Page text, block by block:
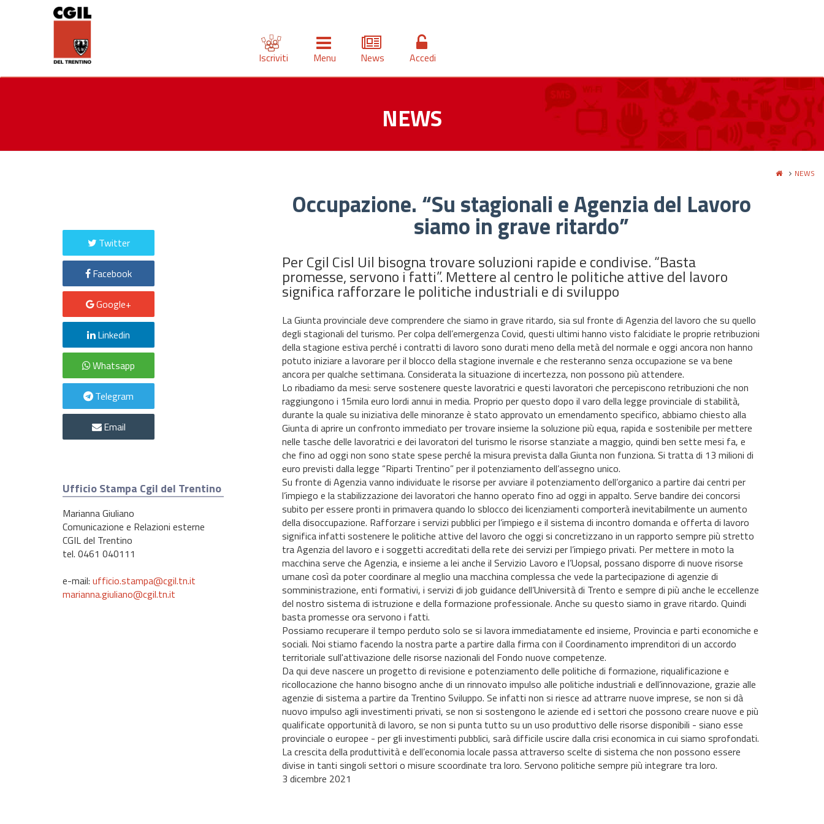
Iscriviti Menu News Accedi
NEWS
NEWS
Occupazione. “Su stagionali e Agenzia del Lavoro
siamo in grave ritardo”
Per Cgil Cisl Uil bisogna trovare soluzioni rapide e condivise. “Basta
promesse, servono i fatti”. Mettere al centro le politiche attive del lavoro
significa rafforzare le politiche industriali e di sviluppo
La Giunta provinciale deve comprendere che siamo in grave ritardo, sia sul fronte di Agenzia del lavoro che su quello
degli stagionali del turismo. Per colpa dell’emergenza Covid, questi ultimi hanno visto falcidiate le proprie retribuzioni
della stagione estiva perché i contratti di lavoro sono durati meno della metà del normale e oggi ancora non hanno
potuto iniziare a lavorare per il blocco della stagione invernale e che resteranno senza occupazione se va bene
ancora per qualche settimana. Considerata la situazione di incertezza, non possono più attendere.
Lo ribadiamo da mesi: serve sostenere queste lavoratrici e questi lavoratori che percepiscono retribuzioni che non
raggiungono i 15mila euro lordi annui in media. Proprio per questo dopo il varo della legge provinciale di stabilità,
durante la quale su iniziativa delle minoranze è stato approvato un emendamento specifico, abbiamo chiesto alla
Giunta di aprire un confronto immediato per trovare insieme la soluzione più equa, rapida e sostenibile per mettere
nelle tasche delle lavoratrici e dei lavoratori del turismo le risorse stanziate a maggio, quindi ben sette mesi fa, e
che fino ad oggi non sono state spese perché la misura prevista dalla Giunta non funziona. Si tratta di 13 milioni di
euro previsti dalla legge “Riparti Trentino” per il potenziamento dell’assegno unico.
Su fronte di Agenzia vanno individuate le risorse per avviare il potenziamento dell’organico a partire dai centri per
l’impiego e la stabilizzazione dei lavoratori che hanno operato fino ad oggi in appalto. Serve bandire dei concorsi
subito per essere pronti in primavera quando lo sblocco dei licenziamenti comporterà inevitabilmente un aumento
della disoccupazione. Rafforzare i servizi pubblici per l’impiego e il sistema di incontro domanda e offerta di lavoro
significa infatti sostenere le politiche attive del lavoro che oggi si concretizzano in un rapporto sempre più stretto
tra Agenzia del lavoro e i soggetti accreditati della rete dei servizi per l’impiego privati. Per mettere in moto la
macchina serve che Agenzia, e insieme a lei anche il Servizio Lavoro e l’Uopsal, possano disporre di nuove risorse
umane così da poter coordinare al meglio una macchina complessa che vede la partecipazione di agenzie di
somministrazione, enti formativi, i servizi di job guidance dell’Università di Trento e sempre di più anche le eccellenze
del nostro sistema di istruzione e della formazione professionale. Anche su questo siamo in grave ritardo. Quindi
basta promesse ora servono i fatti.
Possiamo recuperare il tempo perduto solo se si lavora immediatamente ed insieme, Provincia e parti economiche e
sociali. Noi stiamo facendo la nostra parte a partire dalla firma con il Coordinamento imprenditori di un accordo
territoriale sull'attivazione delle risorse nazionali del Fondo nuove competenze.
Da qui deve nascere un progetto di revisione e potenziamento delle politiche di formazione, riqualificazione e
ricollocazione che hanno bisogno anche di un rinnovato impulso alle politiche industriali e dell’innovazione, grazie alle
agenzie di sistema a partire da Trentino Sviluppo. Se infatti non si riesce ad attrarre nuove imprese, se non si dà
nuovo impulso agli investimenti privati, se non si sostengono le aziende ed i settori che possono creare nuove e più
qualificate opportunità di lavoro, se non si punta tutto su un uso produttivo delle risorse disponibili - siano esse
provinciale o europee - per gli investimenti pubblici, sarà difficile uscire dalla crisi economica in cui siamo sprofondati.
La crescita della produttività e dell’economia locale passa attraverso scelte di sistema che non possono essere
divise in tanti singoli settori o misure scoordinate tra loro. Servono politiche sempre più integrare tra loro.
3 dicembre 2021
Twitter
Facebook
Google+
Linkedin
Whatsapp
Telegram
Email
Ufficio Stampa Cgil del Trentino
Marianna Giuliano
Comunicazione e Relazioni esterne
CGIL del Trentino
tel. 0461 040111
e-mail: ufficio.stampa@cgil.tn.it
marianna.giuliano@cgil.tn.it